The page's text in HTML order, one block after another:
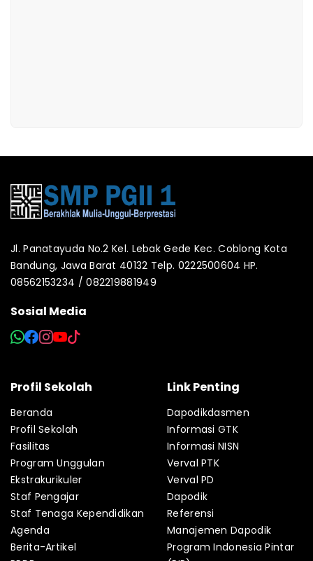
Jl. Panatayuda No.2 Kel. Lebak Gede Kec. Coblong Kota
Bandung, Jawa Barat 40132 Telp. 0222500604 HP.
08562153234 / 082219881949
Sosial Media
Profil Sekolah
Beranda
Profil Sekolah
Fasilitas
Program Unggulan
Ekstrakurikuler
Staf Pengajar
Staf Tenaga Kependidikan
Agenda
Berita-Artikel
Link Penting
Dapodikdasmen
Informasi GTK
Informasi NISN
Verval PTK
Verval PD
Dapodik
Referensi
Manajemen Dapodik
Program Indonesia Pintar